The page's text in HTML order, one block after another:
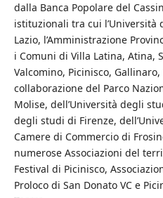
dalla Banca Popolare del
istituzionali tra cui l’Università
Lazio, l’Amministrazione
i Comuni di Villa Latina, Atina,
Valcomino, Picinisco,
collaborazione del Parco
Molise, dell’Università degli
degli studi di Firenze,
Camere di Commercio di
numerose Associazioni del
Festival di Picinisco,
Proloco di San Donato VC e